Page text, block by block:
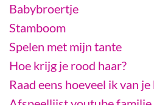
Babybroertje
Stamboom
Spelen met mijn tante
Hoe krijg je rood haar?
Raad eens hoeveel ik van